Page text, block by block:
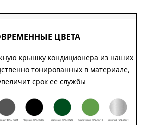
ЦВЕТА
тонированных в материале,
срок ее службы